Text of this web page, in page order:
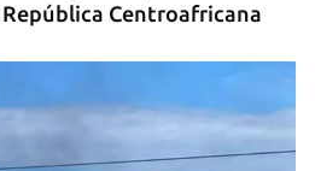
Centroafricana